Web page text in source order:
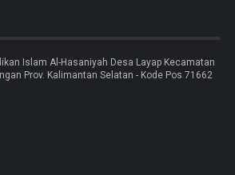
Islam Al-Hasaniyah Desa Layap Kecamatan
Prov. Kalimantan Selatan - Kode Pos 71662